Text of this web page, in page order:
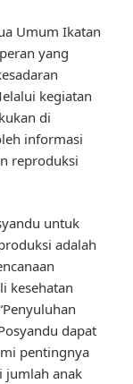
Umum Ikatan
yang
kegiatan
di
informasi
reproduksi
untuk
adalah
kesehatan
dapat
pentingnya
jumlah anak